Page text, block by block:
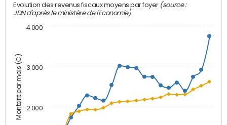
Montant par mois (€)
Evolution des revenus fiscaux moyens par foyer (source :
JDN d'après le ministère de l'Economie)
2 000
3 000
4 000